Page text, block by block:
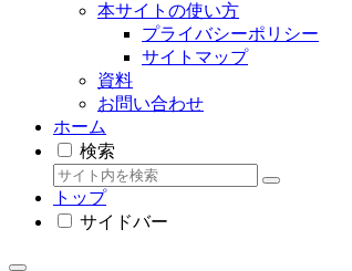
本サイトの使い方
プライバシーポリシー
サイトマップ
資料
お問い合わせ
ホーム
検索
トップ
サイドバー